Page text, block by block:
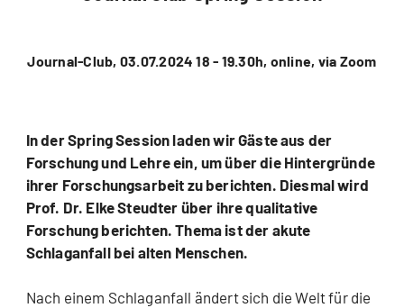
Journal-Club, 03.07.2024 18 - 19.30h, online, via Zoom
In der Spring Session laden wir Gäste aus der
Forschung und Lehre ein, um über die Hintergründe
ihrer Forschungsarbeit zu berichten. Diesmal wird
Prof. Dr. Elke Steudter über ihre qualitative
Forschung berichten. Thema ist der akute
Schlaganfall bei alten Menschen.
Nach einem Schlaganfall ändert sich die Welt für die